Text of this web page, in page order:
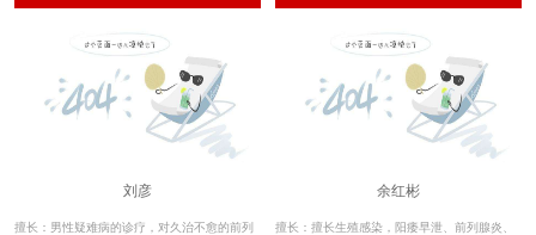
男科领域的学术研究也在不断的深造，并结合
临床运用达到了很好的效果。
刘彦
擅长：男性疑难病的诊疗，对久治不愈的前列
余红彬
擅长：擅长生殖感染，阳痿早泄、前列腺炎、